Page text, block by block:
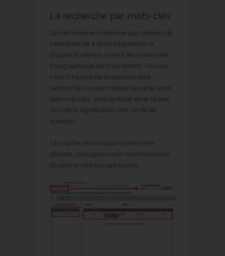
La recherche par mots-clés
Ce mécanisme s’intéresse aux chaines de
caractères (et à leurs fréquences la
plupart du temps, voire à leur proximité
topographique dans les textes). Tous les
mots (chaines) de la question sont
recherchés, ce qui impose de parler avec
des mots clés, sans syntaxe, et de laisser
de côté la signification précise de sa
question.
La couche sémantique (synonymie,
pluriels, conjugaisons et reconnaissance
du genre) n’est pas applicable.